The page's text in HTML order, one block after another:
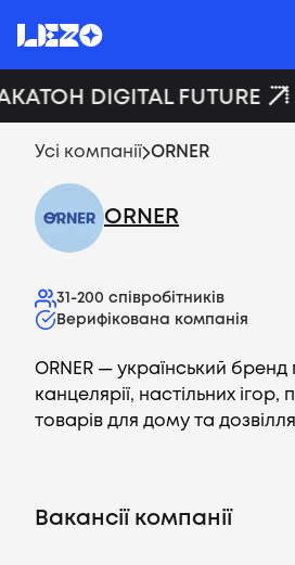
DIGITAL FUTURE
Усі компанії ORNER
ORNER
31-200 співробітників
Верифікована компанія
ORNER — український бренд
канцелярії, настільних ігор,
товарів для дому та
Вакансії компанії